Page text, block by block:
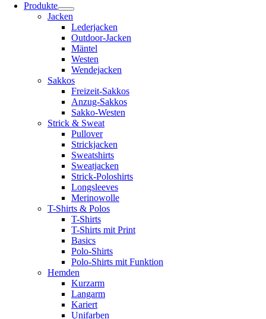
Produkte
Jacken
Lederjacken
Outdoor-Jacken
Mäntel
Westen
Wendejacken
Sakkos
Freizeit-Sakkos
Anzug-Sakkos
Sakko-Westen
Strick & Sweat
Pullover
Strickjacken
Sweatshirts
Sweatjacken
Strick-Poloshirts
Longsleeves
Merinowolle
T-Shirts & Polos
T-Shirts
T-Shirts mit Print
Basics
Polo-Shirts
Polo-Shirts mit Funktion
Hemden
Kurzarm
Langarm
Kariert
Unifarben